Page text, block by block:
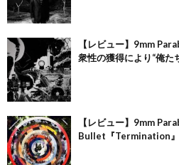
【レビュー】9mm
衆性の獲得により“俺た
【レビュー】9mm
Bullet『Termination』